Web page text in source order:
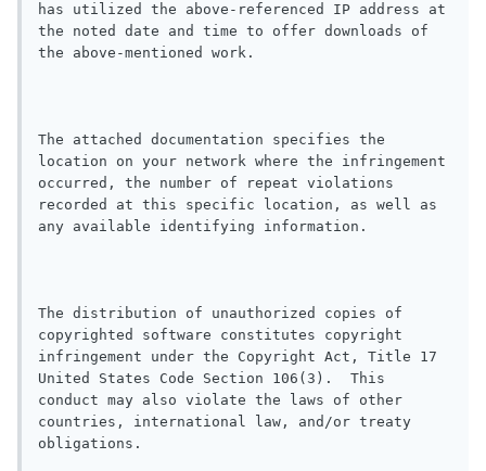
has utilized the above-referenced IP address at
the noted date and time to offer downloads of
the above-mentioned work.
The attached documentation specifies the
location on your network where the infringement
occurred, the number of repeat violations
recorded at this specific location, as well as
any available identifying information.
The distribution of unauthorized copies of
copyrighted software constitutes copyright
infringement under the Copyright Act, Title 17
United States Code Section 106(3).  This
conduct may also violate the laws of other
countries, international law, and/or treaty
obligations.